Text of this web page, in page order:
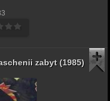
zabyt (1985)